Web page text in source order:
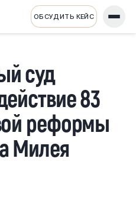
ОБСУДИТЬ КЕЙС
суд
83
реформы
Милея